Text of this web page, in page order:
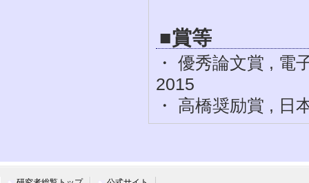
■賞等
・ 優秀論文賞 , 電
2015
・ 高橋奨励賞 , 日